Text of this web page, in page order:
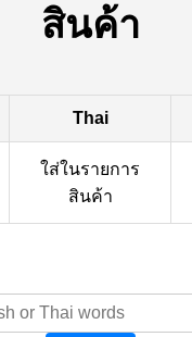
สินค้า
Thai
ใส่ในรายการ
สินค้า